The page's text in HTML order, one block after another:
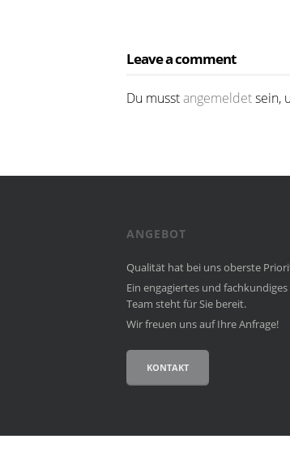
Leave a comment
Du musstangemeldetsein,
ANGEBOT
Qualität hat bei uns oberste
Ein engagiertes und fach­kun­diges
Team steht für Sie bereit.
Wir freuen uns auf Ihre Anfrage!
KONTAKT